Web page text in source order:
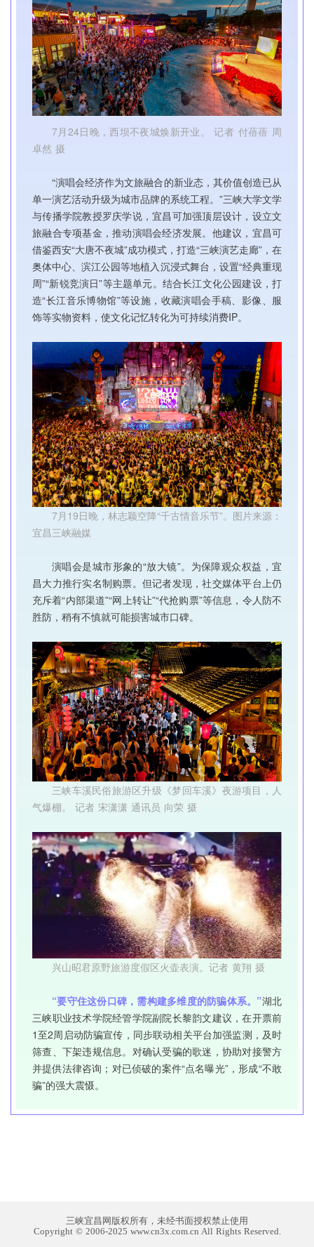
7月24日晚，西坝不夜城焕新开业。 记者 付蓓蓓 周
卓然 摄
“演唱会经济作为文旅融合的新业态，其价值创造已从
单一演艺活动升级为城市品牌的系统工程。”三峡大学文学
与传播学院教授罗庆学说，宜昌可加强顶层设计，设立文
旅融合专项基金，推动演唱会经济发展。他建议，宜昌可
借鉴西安“大唐不夜城”成功模式，打造“三峡演艺走廊”，在
奥体中心、滨江公园等地植入沉浸式舞台，设置“经典重现
周”“新锐竞演日”等主题单元。结合长江文化公园建设，打
造“长江音乐博物馆”等设施，收藏演唱会手稿、影像、服
饰等实物资料，使文化记忆转化为可持续消费IP。
7月19日晚，林志颖空降“千古情音乐节”。图片来源：
宜昌三峡融媒
演唱会是城市形象的“放大镜”。为保障观众权益，宜
昌大力推行实名制购票。但记者发现，社交媒体平台上仍
充斥着“内部渠道”“网上转让”“代抢购票”等信息，令人防不
胜防，稍有不慎就可能损害城市口碑。
三峡车溪民俗旅游区升级《梦回车溪》夜游项目，人
气爆棚。 记者 宋潇潇 通讯员 向荣 摄
兴山昭君原野旅游度假区火壶表演。记者 黄翔 摄
“要守住这份口碑，需构建多维度的防骗体系。”湖北
三峡职业技术学院经管学院副院长黎韵文建议，在开票前
1至2周启动防骗宣传，同步联动相关平台加强监测，及时
筛查、下架违规信息。对确认受骗的歌迷，协助对接警方
并提供法律咨询；对已侦破的案件“点名曝光”，形成“不敢
骗”的强大震慑。
三峡宜昌网版权所有，未经书面授权禁止使用
Copyright © 2006-2025 www.cn3x.com.cn All Rights Reserved.